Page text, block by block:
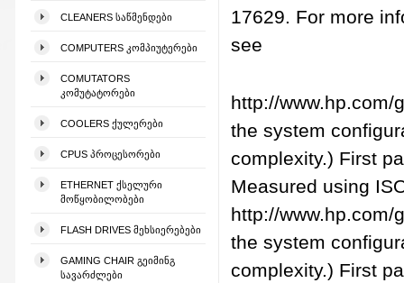
CLEANERS ᲡᲐᲬᲛᲔᲜᲓᲔᲑᲘ
COMPUTERS ᲙᲝᲛᲞᲘᲣᲢᲔᲠᲔᲑᲘ
COMUTATORS
ᲙᲝᲛᲣᲢᲐᲢᲝᲠᲔᲑᲘ
COOLERS ᲥᲣᲚᲔᲠᲔᲑᲘ
CPUS ᲞᲠᲝᲪᲔᲡᲝᲠᲔᲑᲘ
ETHERNET ᲥᲡᲔᲚᲣᲠᲘ
ᲛᲝᲬᲧᲝᲑᲘᲚᲝᲑᲔᲑᲘ
FLASH DRIVES ᲛᲔᲮᲡᲘᲔᲠᲔᲑᲔᲑᲘ
GAMING CHAIR ᲒᲔᲘᲛᲘᲜᲒ
ᲡᲐᲕᲐᲠᲫᲚᲔᲑᲘ
17629. For more
see
http://
the system
complexity.) First
Measured using
http://
the system
complexity.) First